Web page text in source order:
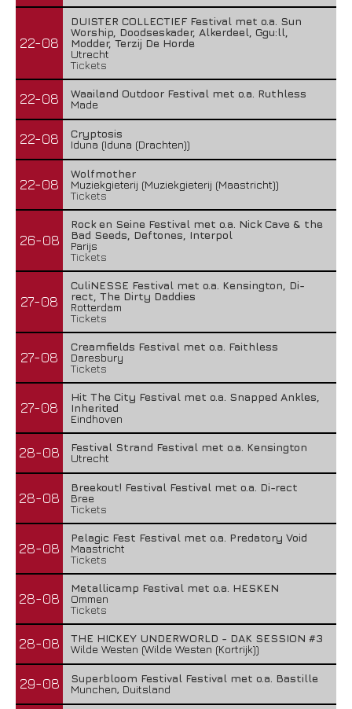
22-08
DUISTER COLLECTIEF Festival met o.a. Sun
Worship, Doodseskader, Alkerdeel, Ggu:ll,
Modder, Terzij De Horde
Utrecht
Tickets
22-08
Waailand Outdoor Festival met o.a. Ruthless
Made
22-08
Cryptosis
Iduna (Iduna (Drachten))
22-08
Wolfmother
Muziekgieterij (Muziekgieterij (Maastricht))
Tickets
26-08
Rock en Seine Festival met o.a. Nick Cave & the
Bad Seeds, Deftones, Interpol
Parijs
Tickets
27-08
CuliNESSE Festival met o.a. Kensington, Di-
rect, The Dirty Daddies
Rotterdam
Tickets
27-08
Creamfields Festival met o.a. Faithless
Daresbury
Tickets
27-08
Hit The City Festival met o.a. Snapped Ankles,
Inherited
Eindhoven
28-08
Festival Strand Festival met o.a. Kensington
Utrecht
28-08
Breekout! Festival Festival met o.a. Di-rect
Bree
Tickets
28-08
Pelagic Fest Festival met o.a. Predatory Void
Maastricht
Tickets
28-08
Metallicamp Festival met o.a. HESKEN
Ommen
Tickets
28-08
THE HICKEY UNDERWORLD - DAK SESSION #3
Wilde Westen (Wilde Westen (Kortrijk))
29-08
Superbloom Festival Festival met o.a. Bastille
Munchen, Duitsland